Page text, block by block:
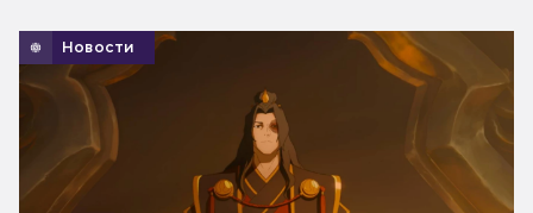
Новости